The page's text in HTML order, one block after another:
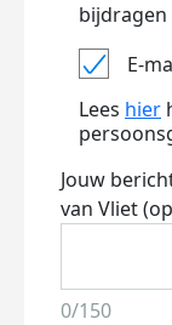
bijdragen
E-
Lees hier
Jouw
van Vliet
0/150